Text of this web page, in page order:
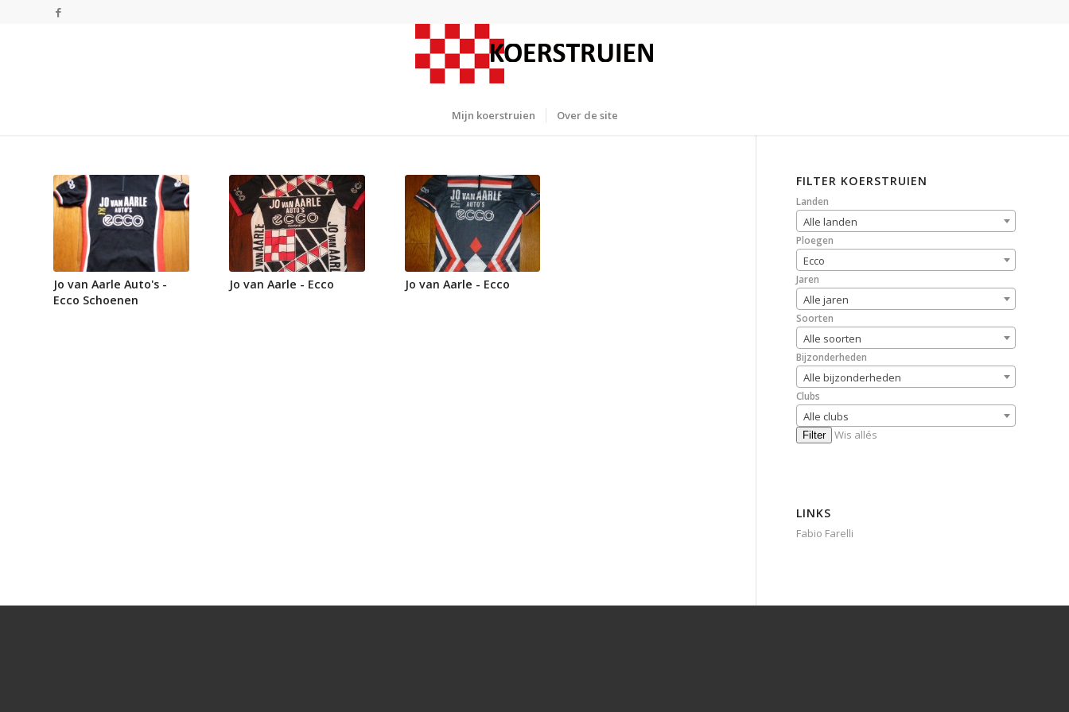
Mijn koerstruien Over de site
Jo van Aarle Auto's -
Ecco Schoenen
Jo van Aarle - Ecco Jo van Aarle - Ecco
FILTER KOERSTRUIEN
Landen
Alle landen
Ploegen
Ecco
Jaren
Alle jaren
Soorten
Alle soorten
Bijzonderheden
Alle bijzonderheden
Clubs
Alle clubs
Filter Wis allés
LINKS
Fabio Farelli